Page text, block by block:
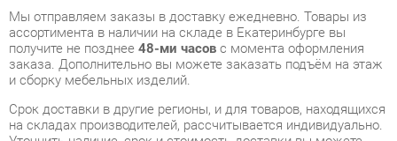
Срок доставки в другие регионы, и для товаров, находящихся
на складах производителей, рассчитывается индивидуально.
Уточнить наличие, срок и стоимость доставки вы можете
через формуобратной связи.
В любой момент до передачи заказа в доставку, а также в
течение 7-ми дней после получения заказа вы можете
изменить выборили принять решение об отказе от покупки.